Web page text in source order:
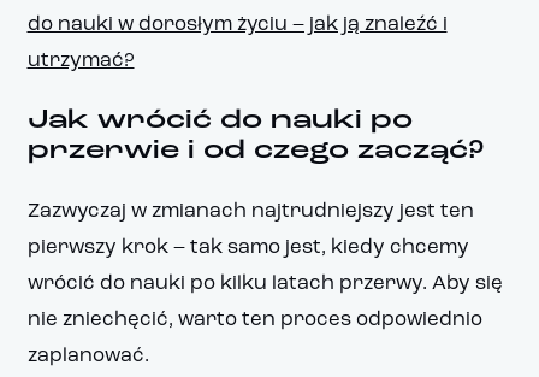
do nauki w dorosłym życiu – jak ją znaleźć i
utrzymać?
Jak wrócić do nauki po
przerwie i od czego zacząć?
Zazwyczaj w zmianach najtrudniejszy jest ten
pierwszy krok – tak samo jest, kiedy chcemy
wrócić do nauki po kilku latach przerwy. Aby się
nie zniechęcić, warto ten proces odpowiednio
zaplanować.